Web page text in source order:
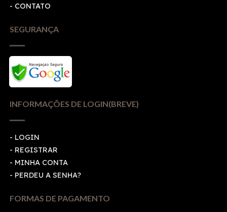
- CONTATO
SEGURANÇA
INFORMAÇÕES DE LOGIN(BREVE)
- LOGIN
- REGISTRAR
- MINHA CONTA
- PERDEU A SENHA?
FORMAS DE PAGAMENTO